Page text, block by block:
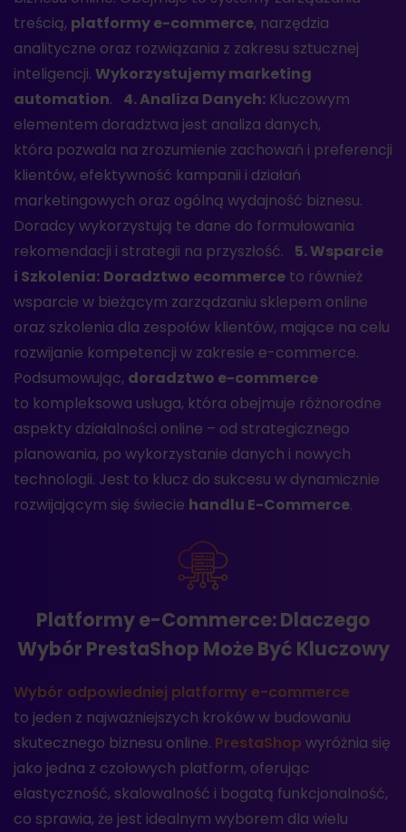
treścią, platformy e-commerce, narzędzia
analityczne oraz rozwiązania z zakresu sztucznej
inteligencji. Wykorzystujemy marketing
automation. 4. Analiza Danych: Kluczowym
elementem doradztwa jest analiza danych,
która pozwala na zrozumienie zachowań i preferencji
klientów, efektywność kampanii i działań
marketingowych oraz ogólną wydajność biznesu.
Doradcy wykorzystują te dane do formułowania
rekomendacji i strategii na przyszłość. 5. Wsparcie
i Szkolenia: Doradztwo ecommerce to również
wsparcie w bieżącym zarządzaniu sklepem online
oraz szkolenia dla zespołów klientów, mające na celu
rozwijanie kompetencji w zakresie e-commerce.
Podsumowując, doradztwo e-commerce
to kompleksowa usługa, która obejmuje różnorodne
aspekty działalności online – od strategicznego
planowania, po wykorzystanie danych i nowych
technologii. Jest to klucz do sukcesu w dynamicznie
rozwijającym się świecie handlu E-Commerce.
Platformy e-Commerce: Dlaczego
Wybór PrestaShop Może Być Kluczowy
Wybór odpowiedniej platformy e-commerce
to jeden z najważniejszych kroków w budowaniu
skutecznego biznesu online. PrestaShop wyróżnia się
jako jedna z czołowych platform, oferując
elastyczność, skalowalność i bogatą funkcjonalność,
co sprawia, że jest idealnym wyborem dla wielu